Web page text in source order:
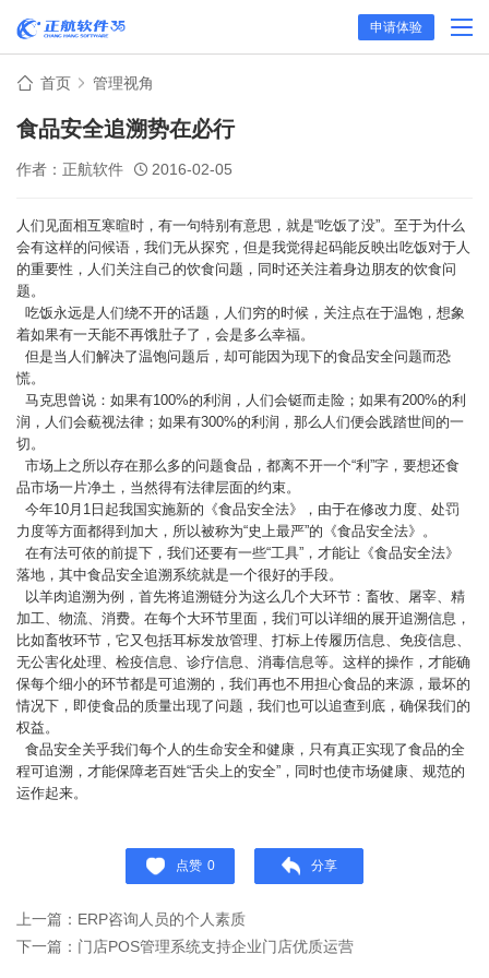
申请体验
首页 管理视角
食品安全追溯势在必行
作者：正航软件 2016-02-05
人们见面相互寒暄时，有一句特别有意思，就是“吃饭了没”。至于为什么
会有这样的问候语，我们无从探究，但是我觉得起码能反映出吃饭对于人
的重要性，人们关注自己的饮食问题，同时还关注着身边朋友的饮食问
题。
吃饭永远是人们绕不开的话题，人们穷的时候，关注点在于温饱，想象
着如果有一天能不再饿肚子了，会是多么幸福。
但是当人们解决了温饱问题后，却可能因为现下的食品安全问题而恐
慌。
马克思曾说：如果有100%的利润，人们会铤而走险；如果有200%的利
润，人们会藐视法律；如果有300%的利润，那么人们便会践踏世间的一
切。
市场上之所以存在那么多的问题食品，都离不开一个“利”字，要想还食
品市场一片净土，当然得有法律层面的约束。
今年10月1日起我国实施新的《食品安全法》，由于在修改力度、处罚
力度等方面都得到加大，所以被称为“史上最严”的《食品安全法》。
在有法可依的前提下，我们还要有一些“工具”，才能让《食品安全法》
落地，其中食品安全追溯系统就是一个很好的手段。
以羊肉追溯为例，首先将追溯链分为这么几个大环节：畜牧、屠宰、精
加工、物流、消费。在每个大环节里面，我们可以详细的展开追溯信息，
比如畜牧环节，它又包括耳标发放管理、打标上传履历信息、免疫信息、
无公害化处理、检疫信息、诊疗信息、消毒信息等。这样的操作，才能确
保每个细小的环节都是可追溯的，我们再也不用担心食品的来源，最坏的
情况下，即使食品的质量出现了问题，我们也可以追查到底，确保我们的
权益。
食品安全关乎我们每个人的生命安全和健康，只有真正实现了食品的全
程可追溯，才能保障老百姓“舌尖上的安全”，同时也使市场健康、规范的
运作起来。
点赞 0 分享
上一篇：ERP咨询人员的个人素质
下一篇：门店POS管理系统支持企业门店优质运营